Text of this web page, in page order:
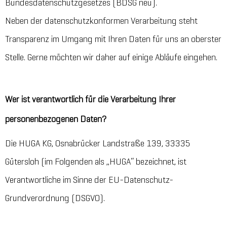
Bundesdatenschutzgesetzes (BDSG neu).
Neben der datenschutzkonformen Verarbeitung steht
Transparenz im Umgang mit Ihren Daten für uns an oberster
Stelle. Gerne möchten wir daher auf einige Abläufe eingehen.
Wer ist verantwortlich für die Verarbeitung Ihrer
personenbezogenen Daten?
Die HUGA KG, Osnabrücker Landstraße 139, 33335
Gütersloh (im Folgenden als „HUGA“ bezeichnet, ist
Verantwortliche im Sinne der EU-Datenschutz-
Grundverordnung (DSGVO).